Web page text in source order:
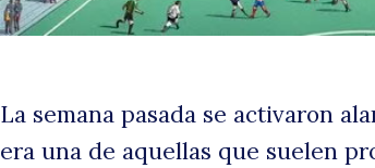
La semana pasada se activaron
era una de aquellas que suelen